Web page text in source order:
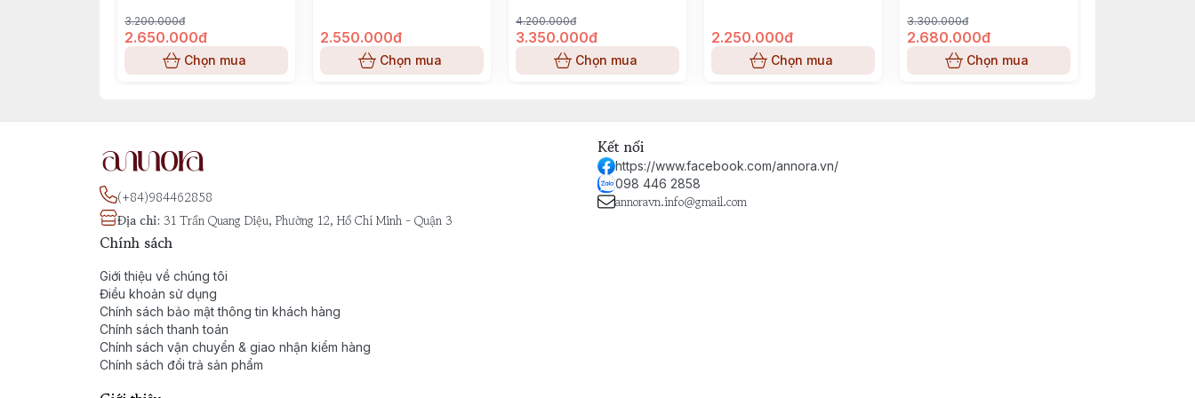
3.200.000đ
2.650.000đ
Chọn mua
2.550.000đ
Chọn mua
4.200.000đ
3.350.000đ
Chọn mua
2.250.000đ
Chọn mua
3.300.000đ
2.680.000đ
Chọn mua
(+84)984462858
Địa chỉ: 31 Trần Quang Diệu, Phường 12, Hồ Chí Minh - Quận 3
Kết nối
https://www.facebook.com/annora.vn/
098 446 2858
annoravn.info@gmail.com
Chính sách
Giới thiệu về chúng tôi
Điều khoản sử dụng
Chính sách bảo mật thông tin khách hàng
Chính sách thanh toán
Chính sách vận chuyển & giao nhận kiểm hàng
Chính sách đổi trả sản phẩm